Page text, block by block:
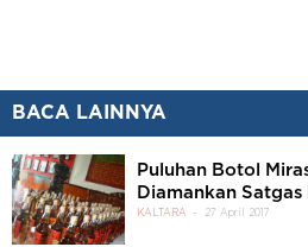
BACA LAINNYA
Puluhan Botol
Diamankan Satgas
KALTARA 27 April 2017